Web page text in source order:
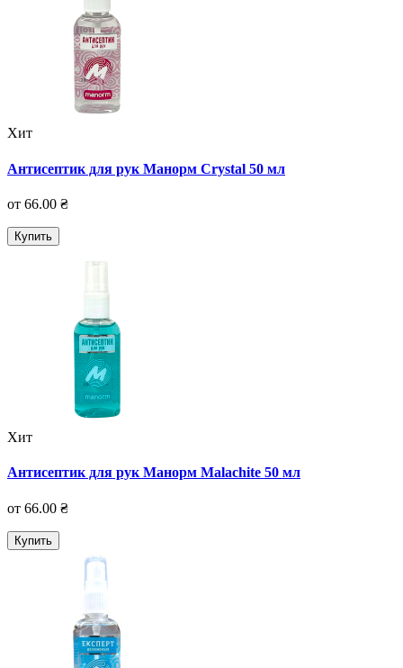
Хит
Антисептик для рук Манорм Crystal 50 мл
от 66.00 ₴
Купить
Хит
Антисептик для рук Манорм Malachite 50 мл
от 66.00 ₴
Купить